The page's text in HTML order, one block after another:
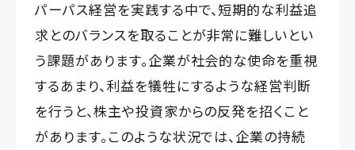
パーパス経営を実践する中で、短期的な利益追
求とのバランスを取ることが非常に難しいとい
う課題があります。企業が社会的な使命を重視
するあまり、利益を犠牲にするような経営判断
を行うと、株主や投資家からの反発を招くこと
があります。このような状況では、企業の持続